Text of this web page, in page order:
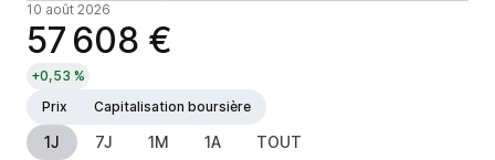
10 août 2026
57 608 €
+0,53 %
Prix
Capitalisation boursière
1J 7J 1M 1A TOUT